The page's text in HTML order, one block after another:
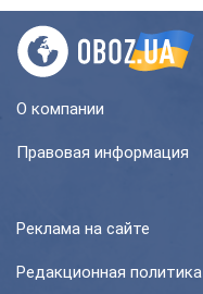
О компании
Правовая информация
Реклама на сайте
Редакционная политика